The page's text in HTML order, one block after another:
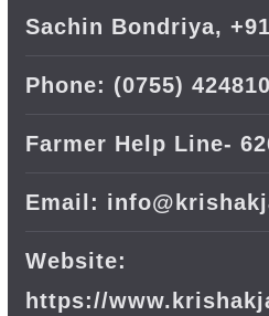
Sachin Bondriya,
Phone: (0755)
Farmer Help Line-
Email:
Website:
https://